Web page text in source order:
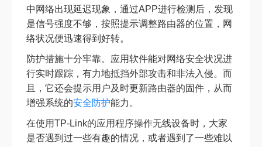
中网络出现延迟现象，通过APP进行检测后，发现
是信号强度不够，按照提示调整路由器的位置，网
络状况便迅速得到好转。
防护措施十分牢靠。应用软件能对网络安全状况进
行实时跟踪，有力地抵挡外部攻击和非法入侵。而
且，它还会提示用户及时更新路由器的固件，从而
增强系统的安全防护能力。
在使用TP-Link的应用程序操作无线设备时，大家
是否遇到过一些有趣的情况，或者遇到了一些难以